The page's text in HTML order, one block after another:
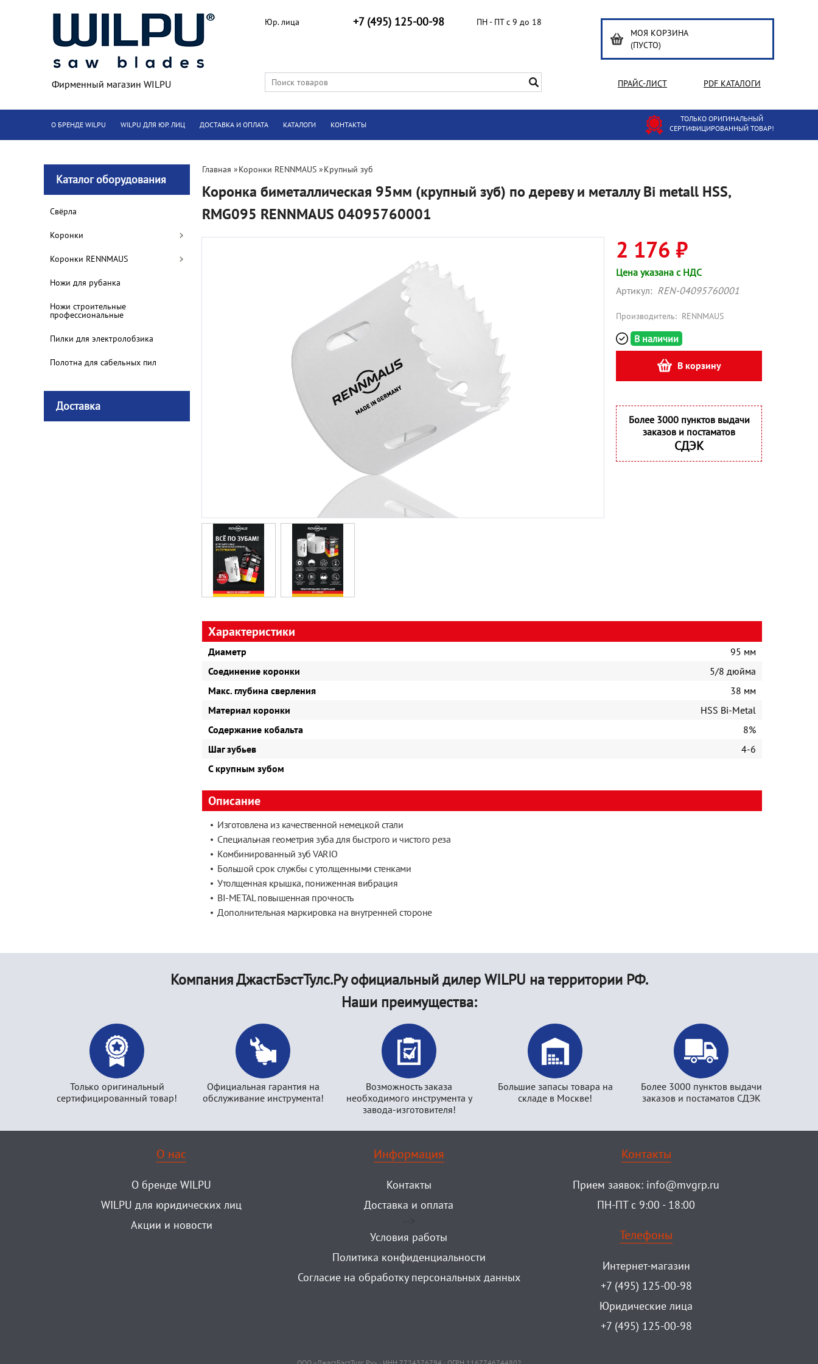
Фирменный магазин WILPU
Юр. лица +7 (495) 125-00-98
ПН - ПТ с 9 до 18
МОЯ КОРЗИНА
(ПУСТО)
ПРАЙС-ЛИСТ PDF КАТАЛОГИ
О БРЕНДЕ WILPU WILPU ДЛЯ ЮР. ЛИЦ ДОСТАВКА И ОПЛАТА КАТАЛОГИ КОНТАКТЫ
ТОЛЬКО ОРИГИНАЛЬНЫЙ
СЕРТИФИЦИРОВАННЫЙ ТОВАР!
Каталог оборудования
Cвёрла
Коронки
Коронки RENNMAUS
Ножи для рубанка
Ножи строительные
профессиональные
Пилки для электролобзика
Полотна для сабельных пил
Доставка
Главная »Коронки RENNMAUS »Крупный зуб
Коронка биметаллическая 95мм (крупный зуб) по дереву и металлу Bi metall HSS,
RMG095 RENNMAUS 04095760001
2 176 ₽
Цена указана с НДС
Артикул: REN-04095760001
Производитель: RENNMAUS
В наличии
В корзину
Более 3000 пунктов выдачи
заказов и постаматов
СДЭК
Характеристики
Диаметр
95 мм
Соединение коронки
5/8 дюйма
Макс. глубина сверления
38 мм
Материал коронки
HSS Bi-Metal
Содержание кобальта
8%
Шаг зубьев
4-6
С крупным зубом
Описание
Изготовлена из качественной немецкой стали
Специальная геометрия зуба для быстрого и чистого реза
Комбинированный зуб VARIO
Большой срок службы с утолщенными стенками
Утолщенная крышка, пониженная вибрация
BI-METAL повышенная прочность
Дополнительная маркировка на внутренней стороне
Компания ДжастБэстТулс.Ру официальный дилер WILPU на территории РФ.
Наши преимущества:
Только оригинальный
сертифицированный товар!
Официальная гарантия на
обслуживание инструмента!
Возможность заказа
необходимого инструмента у
завода-изготовителя!
Большие запасы товара на
складе в Москве!
Более 3000 пунктов выдачи
заказов и постаматов СДЭК
О нас
О бренде WILPU
WILPU для юридических лиц
Акции и новости
Информация
Контакты
Доставка и оплата
-->
Условия работы
Политика конфиденциальности
Согласие на обработку персональных данных
Контакты
Прием заявок: info@mvgrp.ru
ПН-ПТ с 9:00 - 18:00
Телефоны
Интернет-магазин
+7 (495) 125-00-98
Юридические лица
+7 (495) 125-00-98